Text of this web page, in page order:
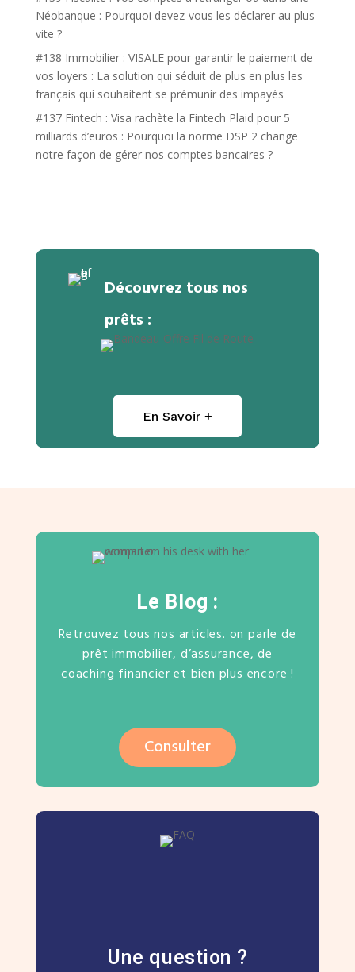
Néobanque : Pourquoi devez-vous les déclarer au plus
vite ?
#138 Immobilier : VISALE pour garantir le paiement de
vos loyers : La solution qui séduit de plus en plus les
français qui souhaitent se prémunir des impayés
#137 Fintech : Visa rachète la Fintech Plaid pour 5
milliards d’euros : Pourquoi la norme DSP 2 change
notre façon de gérer nos comptes bancaires ?
Découvrez tous nos
prêts :
En Savoir +
Le Blog :
Retrouvez tous nos articles. on parle de
prêt immobilier, d’assurance, de
coaching financier et bien plus encore !
Consulter
Une question ?